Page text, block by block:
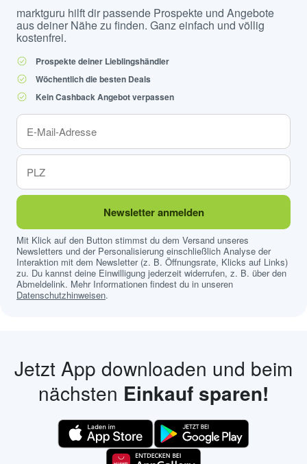
marktguru hilft dir passende Prospekte und Angebote
aus deiner Nähe zu finden. Ganz einfach und völlig
kostenfrei.
Prospekte deiner Lieblingshändler
Wöchentlich die besten Deals
Kein Cashback Angebot verpassen
Newsletter anmelden
Mit Klick auf den Button stimmst du dem Versand unseres
Newsletters und der Personalisierung einschließlich Analyse der
Interaktion mit dem Newsletter (z. B. Öffnungsrate, Klicks auf Links)
zu. Du kannst deine Einwilligung jederzeit widerrufen, z. B. über den
Abmeldelink. Mehr Informationen findest du in unseren
Datenschutzhinweisen.
Jetzt App downloaden und beim
nächsten Einkauf sparen!